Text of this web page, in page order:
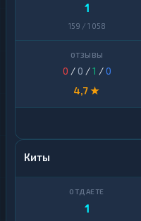
1
159 / 1 058
0 / 0 /1 /0
4,7 ★
Киты
1